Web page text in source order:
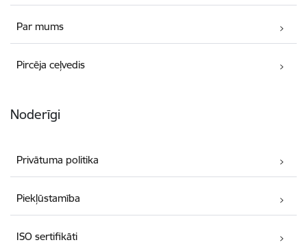
Par mums
Pircēja ceļvedis
Noderīgi
Privātuma politika
Piekļūstamība
ISO sertifikāti